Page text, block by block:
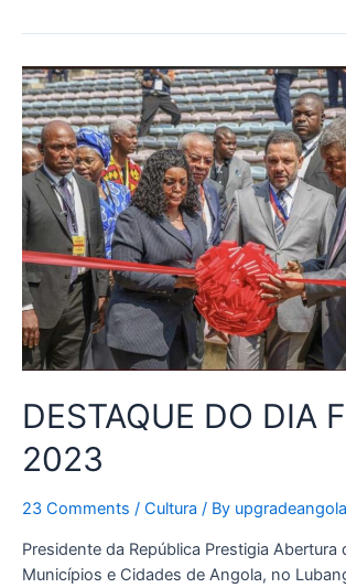
DESTAQUE DO DIA
2023
23 Comments / Cultura / By upgradeangola
Presidente da República Prestigia Abertura
Municípios e Cidades de Angola, no